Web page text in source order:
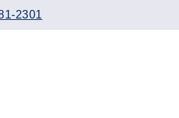
2301